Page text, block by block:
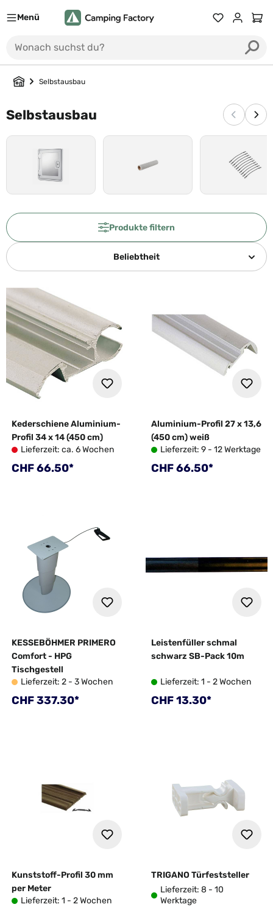
Menü Du hast 0
Selbstausbau
Selbstausbau Vorherige
Produkte filtern
Beliebtheit
Kederschiene Aluminium-
Profil 34 x 14 (450 cm)
Lieferzeit: ca. 6 Wochen
Regulärer Preis:
CHF 66.50*
Aluminium-Profil 27 x 13,6
(450 cm) weiß
Lieferzeit: 9 - 12 Werktage
Regulärer Preis:
CHF 66.50*
KESSEBÖHMER PRIMERO
Comfort - HPG
Tischgestell
Lieferzeit: 2 - 3 Wochen
Regulärer Preis:
CHF 337.30*
Leistenfüller schmal
schwarz SB-Pack 10m
Lieferzeit: 1 - 2 Wochen
Regulärer Preis:
CHF 13.30*
Kunststoff-Profil 30 mm
per Meter
Lieferzeit: 1 - 2 Wochen
TRIGANO Türfeststeller
Lieferzeit: 8 - 10
Werktage